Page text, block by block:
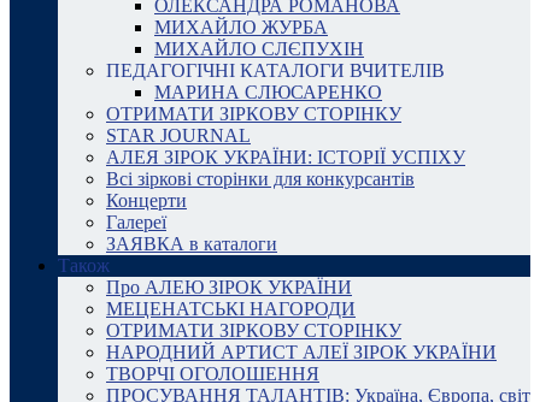
ОЛЕКСАНДРА РОМАНОВА
МИХАЙЛО ЖУРБА
МИХАЙЛО СЛЄПУХІН
ПЕДАГОГІЧНІ КАТАЛОГИ ВЧИТЕЛІВ
МАРИНА СЛЮСАРЕНКО
ОТРИМАТИ ЗІРКОВУ СТОРІНКУ
STAR JOURNAL
АЛЕЯ ЗІРОК УКРАЇНИ: ІСТОРІЇ УСПІХУ
Всі зіркові сторінки для конкурсантів
Концерти
Галереї
ЗАЯВКА в каталоги
Також
Про АЛЕЮ ЗІРОК УКРАЇНИ
МЕЦЕНАТСЬКІ НАГОРОДИ
ОТРИМАТИ ЗІРКОВУ СТОРІНКУ
НАРОДНИЙ АРТИСТ АЛЕЇ ЗІРОК УКРАЇНИ
ТВОРЧІ ОГОЛОШЕННЯ
ПРОСУВАННЯ ТАЛАНТІВ: Україна, Європа, світ